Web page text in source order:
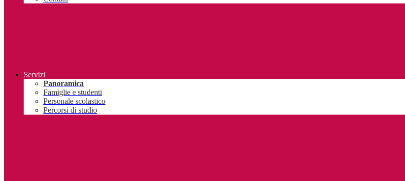
Servizi
Panoramica
Famiglie e studenti
Personale scolastico
Percorsi di studio